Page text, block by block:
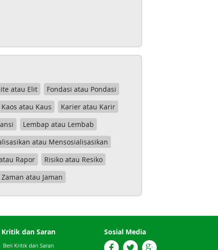
atau Elit
Fondasi atau Pondasi
Kaos atau Kaus
Karier atau Karir
Lembap atau Lembab
atau Mensosialisasikan
Rapor
Risiko atau Resiko
Zaman atau Jaman
Kritik dan Saran
Beri Kritik dan Saran
Sosial Media